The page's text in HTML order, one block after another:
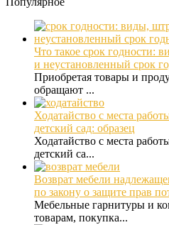
Что такое срок годности:
и неустановленный срок
Приобретая товары и
обращают ...
Ходатайство с места
детский сад: образец
Ходатайство с места
детский са...
Возврат мебели
по закону о защите прав
Мебельные гарнитуры и
товарам, покупка...